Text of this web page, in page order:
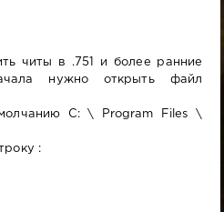
читы в .751 и более ранние
нужно открыть файл
C: \ Program Files \
: